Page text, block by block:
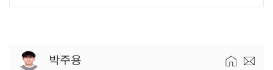
박주용